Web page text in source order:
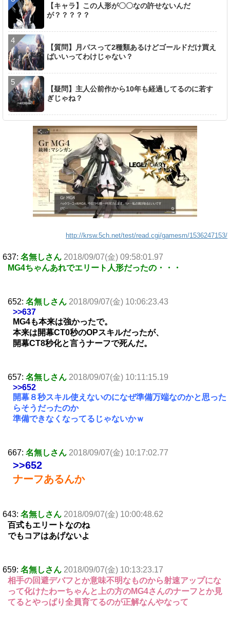
【キャラ】この人形が〇〇なの許せないんだ
が？？？？？
【質問】月パスって2種類あるけどゴールドだけ買え
ばいいってわけじゃない？
【疑問】主人公前作から10年も経過してるのに若す
ぎじゃね？
http://krsw.5ch.net/test/read.cgi/gamesm/1536247153/
637: 名無しさん 2018/09/07(金) 09:58:01.97
MG4ちゃんあれでエリート人形だったの・・・
652: 名無しさん 2018/09/07(金) 10:06:23.43
>>637
MG4も本来は強かったで。
本来は開幕CT0秒のOPスキルだったが、
開幕CT8秒化と言うナーフで死んだ。
657: 名無しさん 2018/09/07(金) 10:11:15.19
>>652
開幕８秒スキル使えないのになぜ準備万端なのかと思った
らそうだったのか
準備できなくなってるじゃないかｗ
667: 名無しさん 2018/09/07(金) 10:17:02.77
>>652
ナーフあるんか
643: 名無しさん 2018/09/07(金) 10:00:48.62
百式もエリートなのね
でもコアはあげないよ
659: 名無しさん 2018/09/07(金) 10:13:23.17
相手の回避デバフとか意味不明なものから射速アップにな
って化けたわーちゃんと上の方のMG4さんのナーフとか見
てるとやっぱり全員育てるのが正解なんやなって